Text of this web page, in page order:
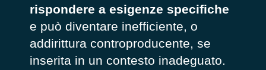
rispondere a esigenze specifiche
e può diventare inefficiente, o
addirittura controproducente, se
inserita in un contesto inadeguato.